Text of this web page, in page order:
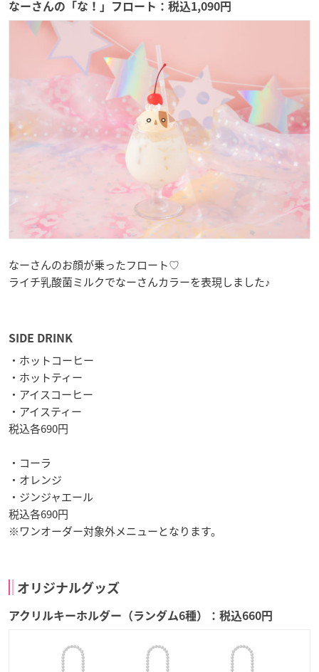
なーさんの「な！」フロート：税込1,090円
なーさんのお顔が乗ったフロート♡
ライチ乳酸菌ミルクでなーさんカラーを表現しました♪
SIDE DRINK
・ホットコーヒー
・ホットティー
・アイスコーヒー
・アイスティー
税込各690円
・コーラ
・オレンジ
・ジンジャエール
税込各690円
※ワンオーダー対象外メニューとなります。
オリジナルグッズ
アクリルキーホルダー（ランダム6種）：税込660円